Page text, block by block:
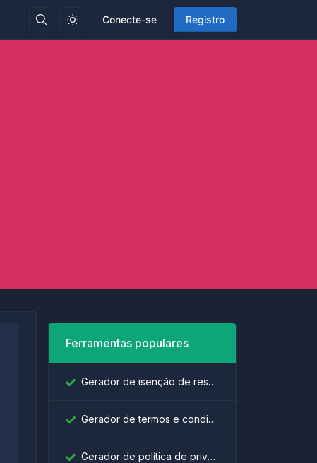
Conecte-se Registro
Ferramentas populares
Gerador de isenção de responsabilidade
Gerador de termos e condições
Gerador de política de privacidade